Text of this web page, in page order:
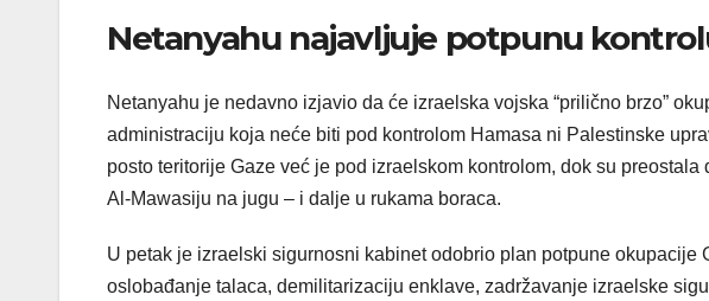
Netanyahu najavljuje potpunu
Netanyahu je nedavno izjavio da će izraelska vojska “prilično brzo”
administraciju koja neće biti pod kontrolom Hamasa ni Palestinske
posto teritorije Gaze već je pod izraelskom kontrolom, dok su
Al-Mawasiju na jugu – i dalje u rukama boraca.
U petak je izraelski sigurnosni kabinet odobrio plan potpune okupacije
oslobađanje talaca, demilitarizaciju enklave, zadržavanje izraelske